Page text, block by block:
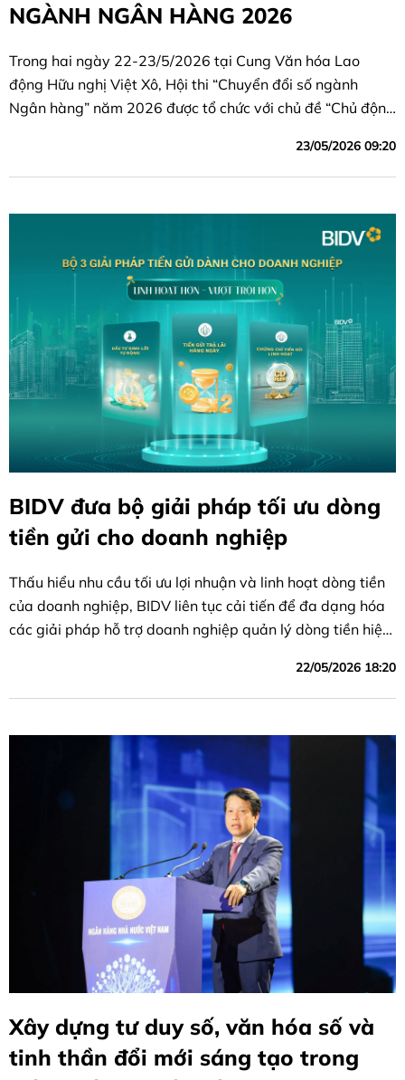
NGÀNH NGÂN HÀNG 2026
Trong hai ngày 22-23/5/2026 tại Cung Văn hóa Lao
động Hữu nghị Việt Xô, Hội thi “Chuyển đổi số ngành
Ngân hàng” năm 2026 được tổ chức với chủ đề “Chủ động
23/05/2026 09:20
BIDV đưa bộ giải pháp tối ưu dòng
tiền gửi cho doanh nghiệp
Thấu hiểu nhu cầu tối ưu lợi nhuận và linh hoạt dòng tiền
của doanh nghiệp, BIDV liên tục cải tiến để đa dạng hóa
các giải pháp hỗ trợ doanh nghiệp quản lý dòng tiền hiệu
22/05/2026 18:20
Xây dựng tư duy số, văn hóa số và
tinh thần đổi mới sáng tạo trong